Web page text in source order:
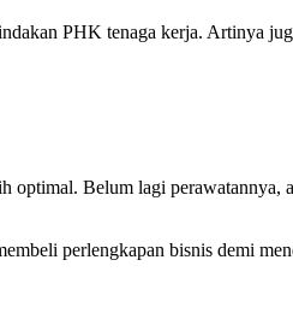
PHK tenaga kerja. Artinya
Belum lagi perawatannya,
perlengkapan bisnis demi